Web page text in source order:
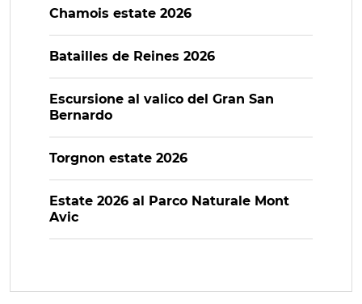
Chamois estate 2026
Batailles de Reines 2026
Escursione al valico del Gran San
Bernardo
Torgnon estate 2026
Estate 2026 al Parco Naturale Mont
Avic